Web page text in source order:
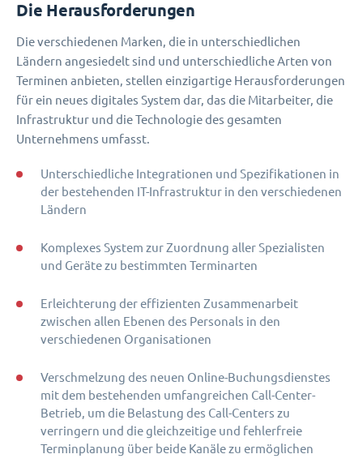
Die Herausforderungen
Die verschiedenen Marken, die in unterschiedlichen
Ländern angesiedelt sind und unterschiedliche Arten von
Terminen anbieten, stellen einzigartige Herausforderungen
für ein neues digitales System dar, das die Mitarbeiter, die
Infrastruktur und die Technologie des gesamten
Unternehmens umfasst.
Unterschiedliche Integrationen und Spezifikationen in
der bestehenden IT-Infrastruktur in den verschiedenen
Ländern
Komplexes System zur Zuordnung aller Spezialisten
und Geräte zu bestimmten Terminarten
Erleichterung der effizienten Zusammenarbeit
zwischen allen Ebenen des Personals in den
verschiedenen Organisationen
Verschmelzung des neuen Online-Buchungsdienstes
mit dem bestehenden umfangreichen Call-Center-
Betrieb, um die Belastung des Call-Centers zu
verringern und die gleichzeitige und fehlerfreie
Terminplanung über beide Kanäle zu ermöglichen